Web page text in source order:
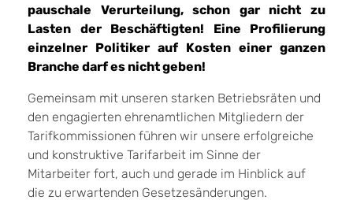
pauschale Verurteilung, schon gar nicht zu
Lasten der Beschäftigten! Eine Profilierung
einzelner Politiker auf Kosten einer ganzen
Branche darf es nicht geben!
Gemeinsam mit unseren starken Betriebsräten und
den engagierten ehrenamtlichen Mitgliedern der
Tarifkommissionen führen wir unsere erfolgreiche
und konstruktive Tarifarbeit im Sinne der
Mitarbeiter fort, auch und gerade im Hinblick auf
die zu erwartenden Gesetzesänderungen.